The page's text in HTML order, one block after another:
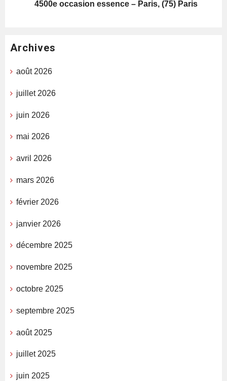
4500e occasion essence – Paris, (75) Paris
Archives
août 2026
juillet 2026
juin 2026
mai 2026
avril 2026
mars 2026
février 2026
janvier 2026
décembre 2025
novembre 2025
octobre 2025
septembre 2025
août 2025
juillet 2025
juin 2025